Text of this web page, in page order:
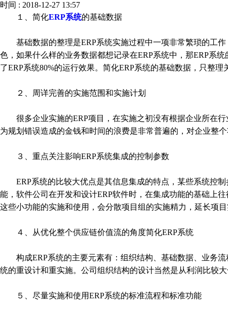
时间 : 2018-12-27 13:57
１、简化ERP系统的基础数据
基础数据的整理是ERP系统实施过程中一项非常繁琐的工作
色，如果什么样的业务数据都想记录在ERP系统中，那ERP系
了ERP系统80%的运行效果。简化ERP系统的基础数据，只整
２、周详完善的实施范围和实施计划
很多企业实施的ERP项目，在实施之初没有根据企业所在行
为规划错误造成的金钱和时间的浪费是非常普遍的，对企业整
３、重点关注影响ERP系统集成的控制参数
ERP系统的比较大优点是其信息集成的特点，某些系统控制
能，软件公司在开发和设计ERP软件时，在集成功能的基础上
这些小功能的实施和使用，会分散项目组的实施精力，延长项目
４、从优化整个供应链价值流的角度简化ERP系统
构成ERP系统的主要元素有：组织结构、基础数据、业务流
统的重设计和重实施。公司组织结构的设计当然是从利润比较
５、尽量实施和使用ERP系统的标准流程和标准功能